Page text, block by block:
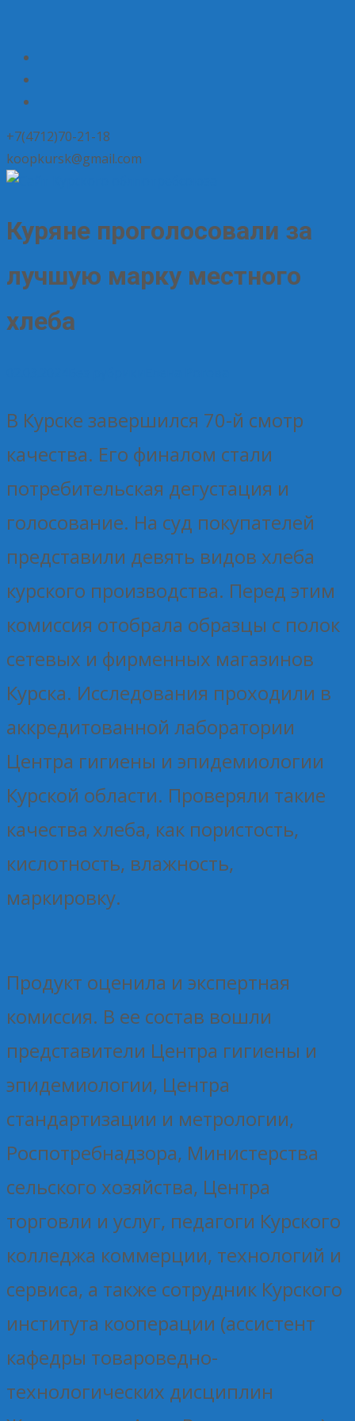
+7(4712)70-21-18
koopkursk@gmail.com
Куряне проголосовали за
лучшую марку местного
хлеба
В Курске завершился 70-й смотр
качества. Его финалом стали
потребительская дегустация и
голосование. На суд покупателей
представили девять видов хлеба
курского производства. Перед этим
комиссия отобрала образцы с полок
сетевых и фирменных магазинов
Курска. Исследования проходили в
аккредитованной лаборатории
Центра гигиены и эпидемиологии
Курской области. Проверяли такие
качества хлеба, как пористость,
кислотность, влажность,
маркировку.
Продукт оценила и экспертная
комиссия. В ее состав вошли
представители Центра гигиены и
эпидемиологии, Центра
стандартизации и метрологии,
Роспотребнадзора, Министерства
сельского хозяйства, Центра
торговли и услуг, педагоги Курского
колледжа коммерции, технологий и
сервиса, а также сотрудник Курского
института кооперации (ассистент
кафедры товароведно-
технологических дисциплин